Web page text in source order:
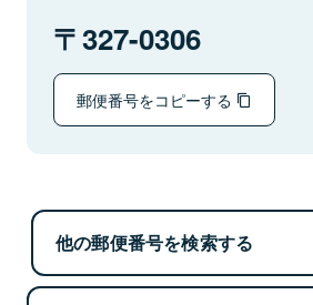
327-0306
郵便番号をコピーする
他の郵便番号を検索する